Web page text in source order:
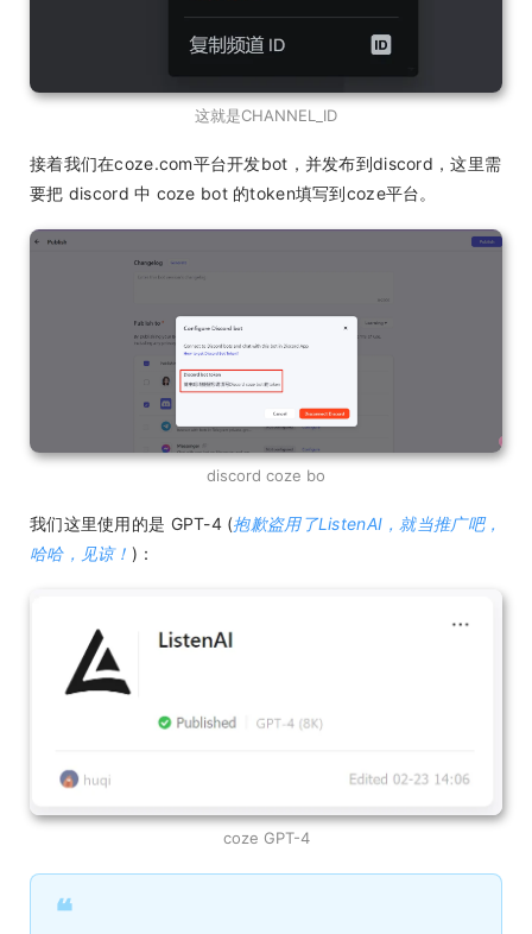
这就是CHANNEL_ID
接着我们在coze.com平台开发bot，并发布到discord，这里需
要把 discord 中 coze bot 的token填写到coze平台。
discord coze bo
我们这里使用的是 GPT-4 (抱歉盗用了ListenAI，就当推广吧，
哈哈，见谅！ )：
coze GPT-4
❝